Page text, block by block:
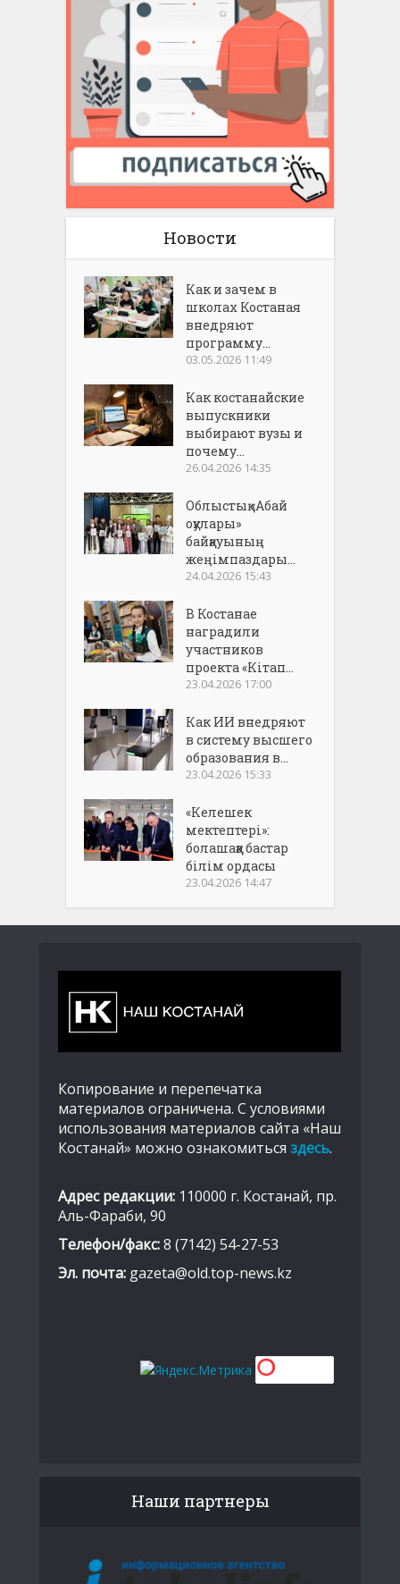
Новости
Как и зачем в
школах Костаная
внедряют
программу...
03.05.2026 11:49
Как костанайские
выпускники
выбирают вузы и
почему...
26.04.2026 14:35
Облыстық «Абай
оқулары»
байқауының
жеңімпаздары...
24.04.2026 15:43
В Костанае
наградили
участников
проекта «Кітап...
23.04.2026 17:00
Как ИИ внедряют
в систему высшего
образования в...
23.04.2026 15:33
«Келешек
мектептері»:
болашаққа бастар
білім ордасы
23.04.2026 14:47
Копирование и перепечатка
материалов ограничена. С условиями
использования материалов сайта «Наш
Костанай» можно ознакомиться здесь.
Адрес редакции: 110000 г. Костанай, пр.
Аль-Фараби, 90
Телефон/факс:8 (7142) 54-27-53
Эл. почта: gazeta@old.top-news.kz
Наши партнеры